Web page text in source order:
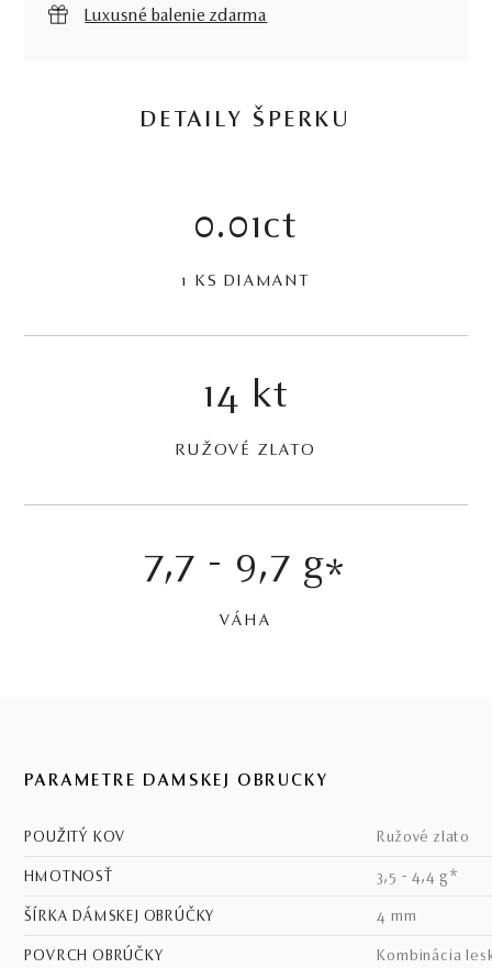
Luxusné balenie zdarma
DETAILY ŠPERKU
0.01ct
1 KS DIAMANT
14 kt
RUŽOVÉ ZLATO
7,7 - 9,7 g*
VÁHA
PARAMETRE DÁMSKEJ OBRÚČKY
POUŽITÝ KOV ružové zlato
HMOTNOSŤ 3,5 - 4,4 g*
ŠÍRKA DÁMSKEJ OBRÚČKY 4 mm
POVRCH OBRÚČKY kombinácia